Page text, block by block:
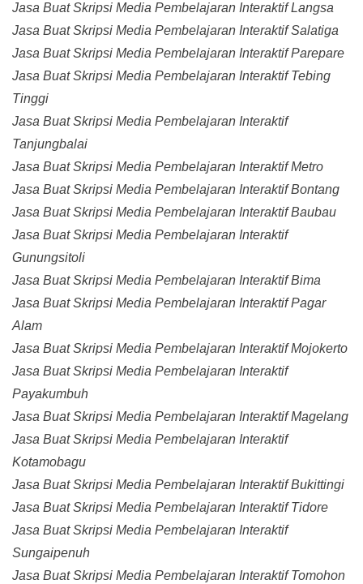
Jasa Buat Skripsi Media Pembelajaran Interaktif Langsa
Jasa Buat Skripsi Media Pembelajaran Interaktif Salatiga
Jasa Buat Skripsi Media Pembelajaran Interaktif Parepare
Jasa Buat Skripsi Media Pembelajaran Interaktif Tebing
Tinggi
Jasa Buat Skripsi Media Pembelajaran Interaktif
Tanjungbalai
Jasa Buat Skripsi Media Pembelajaran Interaktif Metro
Jasa Buat Skripsi Media Pembelajaran Interaktif Bontang
Jasa Buat Skripsi Media Pembelajaran Interaktif Baubau
Jasa Buat Skripsi Media Pembelajaran Interaktif
Gunungsitoli
Jasa Buat Skripsi Media Pembelajaran Interaktif Bima
Jasa Buat Skripsi Media Pembelajaran Interaktif Pagar
Alam
Jasa Buat Skripsi Media Pembelajaran Interaktif Mojokerto
Jasa Buat Skripsi Media Pembelajaran Interaktif
Payakumbuh
Jasa Buat Skripsi Media Pembelajaran Interaktif Magelang
Jasa Buat Skripsi Media Pembelajaran Interaktif
Kotamobagu
Jasa Buat Skripsi Media Pembelajaran Interaktif Bukittingi
Jasa Buat Skripsi Media Pembelajaran Interaktif Tidore
Jasa Buat Skripsi Media Pembelajaran Interaktif
Sungaipenuh
Jasa Buat Skripsi Media Pembelajaran Interaktif Tomohon